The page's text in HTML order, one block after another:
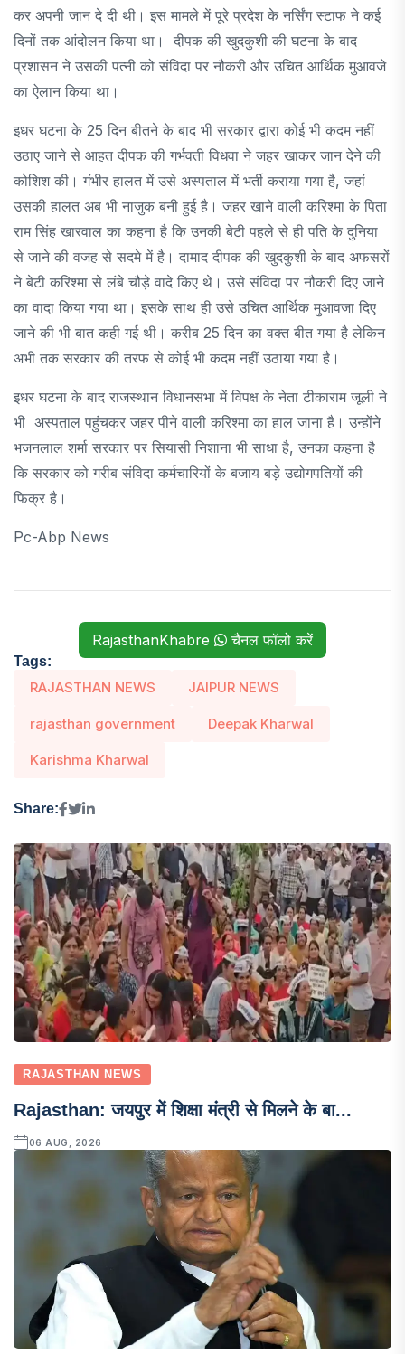
कर अपनी जान दे दी थी। इस मामले में पूरे प्रदेश के नर्सिंग स्टाफ ने कई
दिनों तक आंदोलन किया था। दीपक की खुदकुशी की घटना के बाद
प्रशासन ने उसकी पत्नी को संविदा पर नौकरी और उचित आर्थिक मुआवजे
का ऐलान किया था।
इधर घटना के 25 दिन बीतने के बाद भी सरकार द्वारा कोई भी कदम नहीं
उठाए जाने से आहत दीपक की गर्भवती विधवा ने जहर खाकर जान देने की
कोशिश की। गंभीर हालत में उसे अस्पताल में भर्ती कराया गया है, जहां
उसकी हालत अब भी नाजुक बनी हुई है। जहर खाने वाली करिश्मा के पिता
राम सिंह खारवाल का कहना है कि उनकी बेटी पहले से ही पति के दुनिया
से जाने की वजह से सदमे में है। दामाद दीपक की खुदकुशी के बाद अफसरों
ने बेटी करिश्मा से लंबे चौड़े वादे किए थे। उसे संविदा पर नौकरी दिए जाने
का वादा किया गया था। इसके साथ ही उसे उचित आर्थिक मुआवजा दिए
जाने की भी बात कही गई थी। करीब 25 दिन का वक्त बीत गया है लेकिन
अभी तक सरकार की तरफ से कोई भी कदम नहीं उठाया गया है।
इधर घटना के बाद राजस्थान विधानसभा में विपक्ष के नेता टीकाराम जूली ने
भी अस्पताल पहुंचकर जहर पीने वाली करिश्मा का हाल जाना है। उन्होंने
भजनलाल शर्मा सरकार पर सियासी निशाना भी साधा है, उनका कहना है
कि सरकार को गरीब संविदा कर्मचारियों के बजाय बड़े उद्योगपतियों की
फिक्र है।
Pc-Abp News
RajasthanKhabre चैनल फॉलो करें
Tags:
RAJASTHAN NEWS JAIPUR NEWS
rajasthan government Deepak Kharwal
Karishma Kharwal
Share:
RAJASTHAN NEWS
Rajasthan: जयपुर में शिक्षा मंत्री से मिलने के बा...
06 AUG, 2026